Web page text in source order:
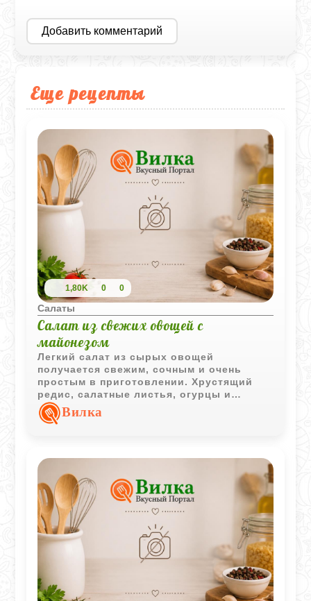
Добавить комментарий
Еще рецепты
1,80K 0 0
Салаты
Салат из свежих овощей с
майонезом
Легкий салат из сырых овощей
получается свежим, сочным и очень
простым в приготовлении. Хрустящий
редис, салатные листья, огурцы и
помидоры хорошо сочетаются с мягкой
майонезной заправкой с горчицей.
Вилка